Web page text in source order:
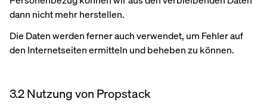
dann nicht mehr herstellen.
Die Daten werden ferner auch verwendet, um Fehler auf
den Internetseiten ermitteln und beheben zu können.
3.2 Nutzung von Propstack